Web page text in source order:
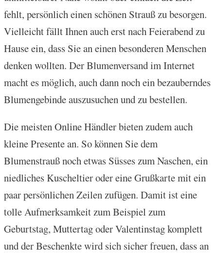
fehlt, persönlich einen schönen Strauß zu besorgen.
Vielleicht fällt Ihnen auch erst nach Feierabend zu
Hause ein, dass Sie an einen besonderen Menschen
denken wollten. Der Blumenversand im Internet
macht es möglich, auch dann noch ein bezauberndes
Blumengebinde auszusuchen und zu bestellen.
Die meisten Online Händler bieten zudem auch
kleine Presente an. So können Sie dem
Blumenstrauß noch etwas Süsses zum Naschen, ein
niedliches Kuscheltier oder eine Grußkarte mit ein
paar persönlichen Zeilen zufügen. Damit ist eine
tolle Aufmerksamkeit zum Beispiel zum
Geburtstag, Muttertag oder Valentinstag komplett
und der Beschenkte wird sich sicher freuen, dass an